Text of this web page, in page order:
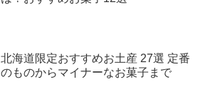
北海道限定おすすめお土産 27選 定番
のものからマイナーなお菓子まで